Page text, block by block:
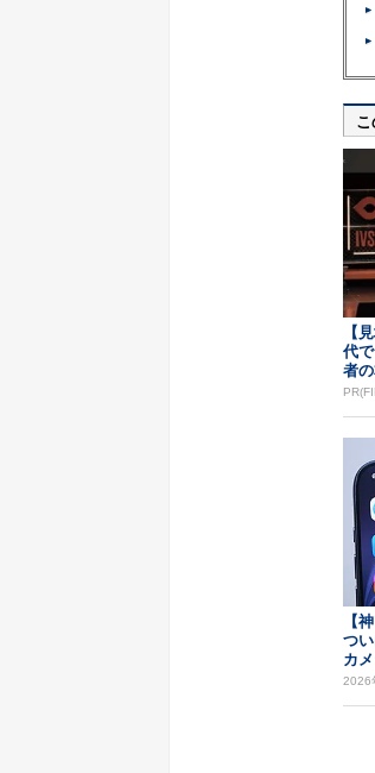
【
代
者
【
つ
カ
便
2026